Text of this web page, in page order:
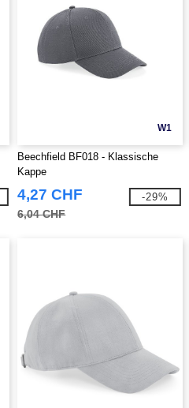
W1
Beechfield BF018 - Klassische
Kappe
4,27 CHF
6,04 CHF
-29%